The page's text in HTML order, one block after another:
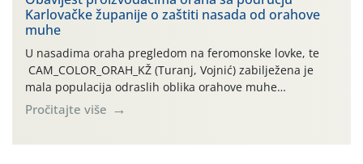
izražen zadnja šest dana (31.7.-05.8.), jer najviše
temperature zraka svakodnevno […]
Karlovačke županije o zaštiti nasada od orahove
muhe
U nasadima oraha pregledom na feromonske lovke, te
CAM_COLOR_ORAH_KŽ (Turanj, Vojnić) zabilježena je
mala populacija odraslih oblika orahove muhe
(Rhagoletis completa). Niska brojnost može se objasniti
činjenicom da je riječ o mladim nasadima s vrlo malim
Pročitajte više